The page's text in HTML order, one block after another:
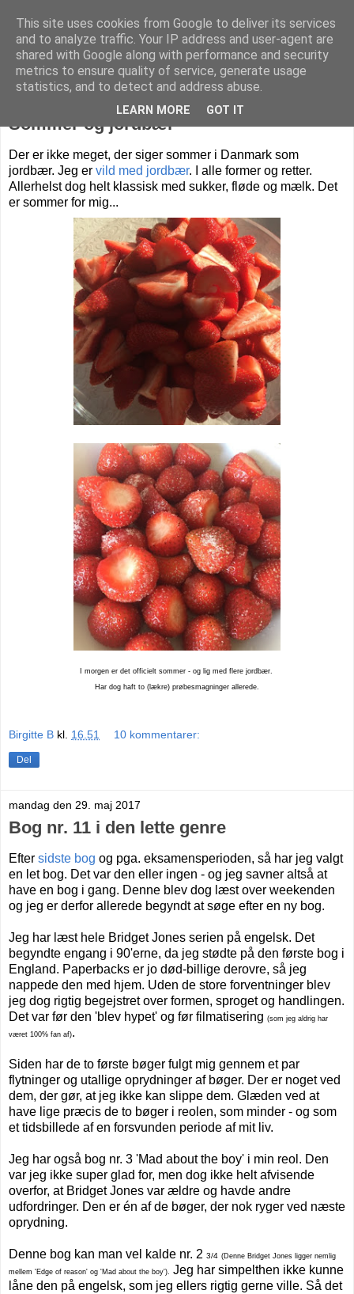
Livet på Vestegnen
Sommer og jordbær
Der er ikke meget, der siger sommer i Danmark som
jordbær. Jeg er vild med jordbær. I alle former og retter.
Allerhelst dog helt klassisk med sukker, fløde og mælk. Det
er sommer for mig...
I morgen er det officielt sommer - og lig med flere jordbær.
Har dog haft to (lækre) prøbesmagninger allerede.
Birgitte B kl. 16.51 10 kommentarer:
Del
mandag den 29. maj 2017
Bog nr. 11 i den lette genre
Efter sidste bog og pga. eksamensperioden, så har jeg valgt
en let bog. Det var den eller ingen - og jeg savner altså at
have en bog i gang. Denne blev dog læst over weekenden
og jeg er derfor allerede begyndt at søge efter en ny bog.
Jeg har læst hele Bridget Jones serien på engelsk. Det
begyndte engang i 90'erne, da jeg stødte på den første bog i
England. Paperbacks er jo død-billige derovre, så jeg
nappede den med hjem. Uden de store forventninger blev
jeg dog rigtig begejstret over formen, sproget og handlingen.
Det var før den 'blev hypet' og før filmatisering (som jeg aldrig har
været 100% fan af).
Siden har de to første bøger fulgt mig gennem et par
flytninger og utallige oprydninger af bøger. Der er noget ved
dem, der gør, at jeg ikke kan slippe dem. Glæden ved at
have lige præcis de to bøger i reolen, som minder - og som
et tidsbillede af en forsvunden periode af mit liv.
Jeg har også bog nr. 3 'Mad about the boy' i min reol. Den
var jeg ikke super glad for, men dog ikke helt afvisende
overfor, at Bridget Jones var ældre og havde andre
udfordringer. Den er én af de bøger, der nok ryger ved næste
oprydning.
Denne bog kan man vel kalde nr. 2 3/4 (Denne Bridget Jones ligger nemlig
mellem 'Edge of reason' og 'Mad about the boy'). Jeg har simpelthen ikke kunne
låne den på engelsk, som jeg ellers rigtig gerne ville. Så det
This site uses cookies from Google to deliver its services
and to analyze traffic. Your IP address and user-agent are
shared with Google along with performance and security
metrics to ensure quality of service, generate usage
statistics, and to detect and address abuse.
LEARN MORE GOT IT